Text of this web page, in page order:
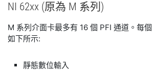
NI 62xx (原為 M 系列)
M 系列介面卡最多有 16 個 PFI 通道。每
如下所示:
靜態數位輸入